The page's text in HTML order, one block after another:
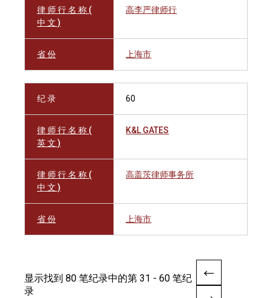
律 师 行 名 称 (
中 文 )
高李严律师行
省 份 上海市
纪 录 60
律 师 行 名 称 (
英 文 )
K&L GATES
律 师 行 名 称 (
中 文 )
高盖茨律师事务所
省 份 上海市
显示找到 80 笔纪录中的第 31 - 60 笔纪
录